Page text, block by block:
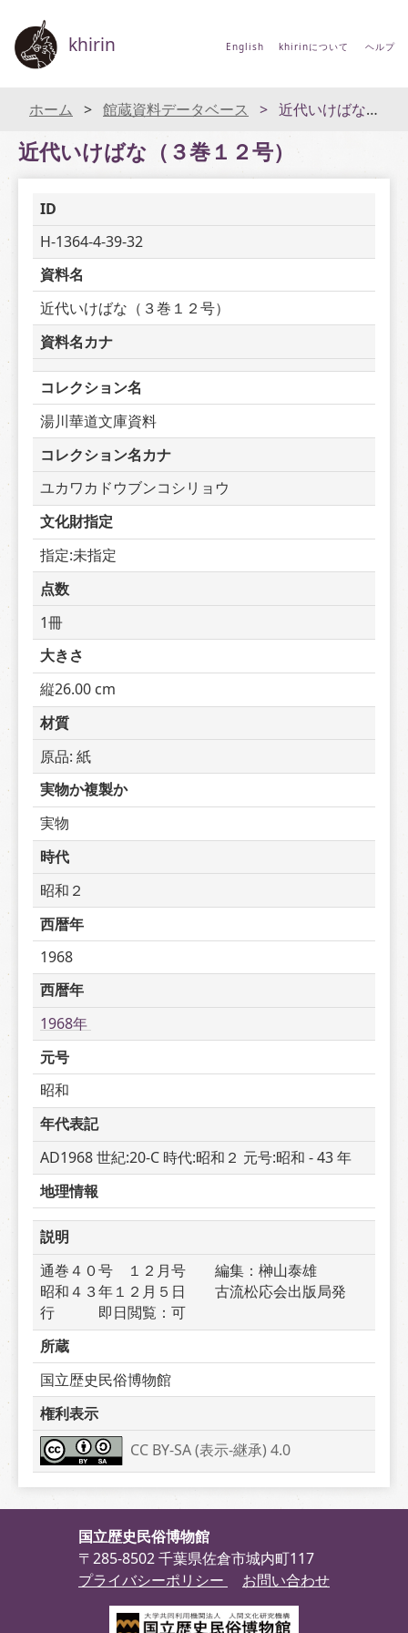
khirin English khirinについて ヘルプ
ホーム 館蔵資料データベース 近代いけばな（３巻１２号）
近代いけばな（３巻１２号）
ID
H-1364-4-39-32
資料名
近代いけばな（３巻１２号）
資料名カナ
コレクション名
湯川華道文庫資料
コレクション名カナ
ユカワカドウブンコシリョウ
文化財指定
指定:未指定
点数
1冊
大きさ
縦26.00 cm
材質
原品: 紙
実物か複製か
実物
時代
昭和２
西暦年
1968
西暦年
1968年
元号
昭和
年代表記
AD1968 世紀:20-C 時代:昭和２ 元号:昭和 - 43 年
地理情報
説明
通巻４０号　１２月号　　編集：榊山泰雄
昭和４３年１２月５日　　古流松応会出版局発
行　　　即日閲覧：可
所蔵
国立歴史民俗博物館
権利表示
CC BY-SA (表示-継承) 4.0
国立歴史民俗博物館
〒285-8502 千葉県佐倉市城内町117
プライバシーポリシー
お問い合わせ